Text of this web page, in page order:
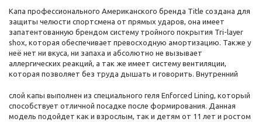
Капа профессионального Американского бренда Title создана для
защиты челюсти спортсмена от прямых ударов, она имеет
запатентованную брендом систему тройного покрытия Tri-layer
shox, которая обеспечивает превосходную амортизацию. Также у
неё нет ни вкуса, ни запаха и абсолютно не вызывает
аллергических реакций, а так же имеет систему вентиляции,
которая позволяет без труда дышать и говорить. Внутренний
слой капы выполнен из специального геля Enforced Lining, который
способствует отличной посадке после формирования. Данная
модель подойдет как и взрослым, так и детям от 11 лет и ростом